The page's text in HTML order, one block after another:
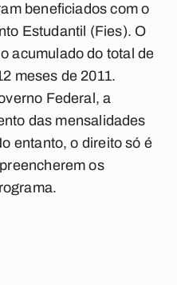
beneficiados com o
Estudantil (Fies). O
acumulado do total de
meses de 2011.
Federal, a
das mensalidades
entanto, o direito só é
os